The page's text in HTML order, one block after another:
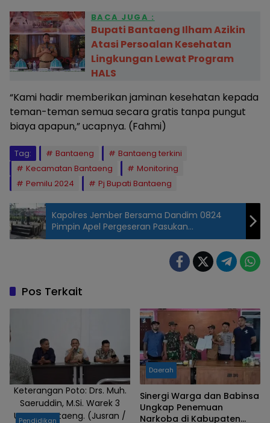
BACA JUGA :
Bupati Bantaeng Ilham Azikin
Atasi Persoalan Kesehatan
Lingkungan Lewat Program
HALS
“Kami hadir memberikan jaminan kesehatan kepada
teman-teman semua secara gratis tanpa pungut
biaya apapun,” ucapnya. (Fahmi)
Tag: Bantaeng
Bantaeng terkini
Kecamatan Bantaeng
Monitoring
Pemilu 2024
Pj Bupati Bantaeng
Kapolres Jember Bersama Dandim 0824
Pimpin Apel Pergeseran Pasukan
Pengamanan Pemilu 2024
Pos Terkait
Keterangan Poto: Drs. Muh.
Saeruddin, M.Si. Warek 3
Unpas Bantaeng. (Jusran /
Pendidikan
Daerah
Sinergi Warga dan Babinsa
Ungkap Penemuan
Narkoba di Kabupaten